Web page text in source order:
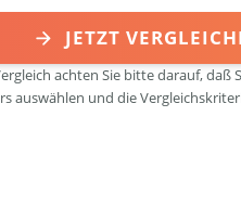
JETZT
achten Sie bitte darauf, daß
auswählen und die